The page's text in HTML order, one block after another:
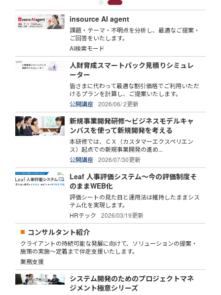
insource AI agent
課題・テーマ・不明点を分析し、最適なご提案・
ご回答をいたします。
AI検索モード
人財育成スマートパック見積りシミュレ
ーター
皆さまに代わって最適な割引価格でご利用いただ
けるプランを計算し、ご提案いたします。
公開講座
2026/06/ 2更新
新規事業開発研修～ビジネスモデルキャ
ンバスを使って新規開発を考える
本研修では、ＣＸ（カスタマーエクスペリエン
ス）起点での新規事業開発の進め...
公開講座
2026/07/30更新
Leaf 人事評価システム～今の評価制度そ
のままWEB化
評価シートの見た目と運用法は維持したままシス
テム化を実現します。
HRテック
2026/03/19更新
コンサルタント紹介
クライアントの持続可能な発展に向けて、ソリューションの提案・
施策の実施～定着まで伴走支援いたします。
業務支援
システム開発のためのプロジェクトマネ
ジメント極意シリーズ